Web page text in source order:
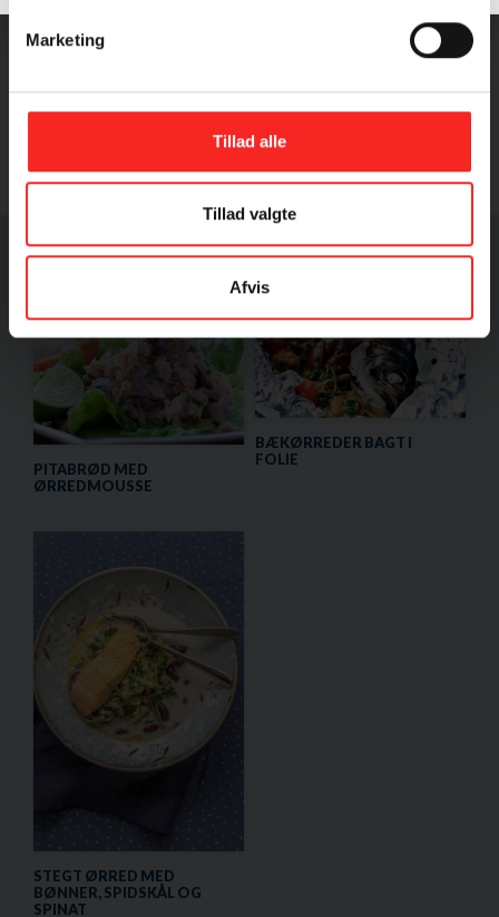
Marketing
Tillad alle
Tillad valgte
Afvis
bredbladet persille
2 spsk balsamico
Andre opskrifter med samme fisk
PITABRØD MED
ØRREDMOUSSE
BÆKØRREDER BAGT I
FOLIE
STEGT ØRRED MED
BØNNER, SPIDSKÅL OG
SPINAT